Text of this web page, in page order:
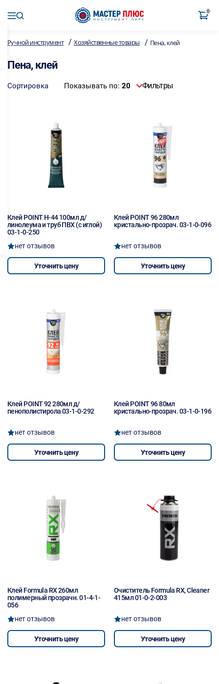
0
Ручной инструмент /Хозяйственные товары / Пена, клей
Пена, клей
Сортировка Показывать по: 20 Фильтры
Клей POINT H-44 100мл д/
линолеума и труб ПВХ (с иглой)
03-1-0-250
нет отзывов
Уточнить цену
Клей POINT 96 280мл
кристально-прозрач. 03-1-0-096
нет отзывов
Уточнить цену
Клей POINT 92 280мл д/
пенополистирола 03-1-0-292
нет отзывов
Уточнить цену
Клей POINT 96 80мл
кристально-прозрач. 03-1-0-196
нет отзывов
Уточнить цену
Клей Formula RX 260мл
полимерный прозрачн. 01-4-1-
056
нет отзывов
Уточнить цену
Очиститель Formula RX, Cleaner
415мл 01-0-2-003
нет отзывов
Уточнить цену